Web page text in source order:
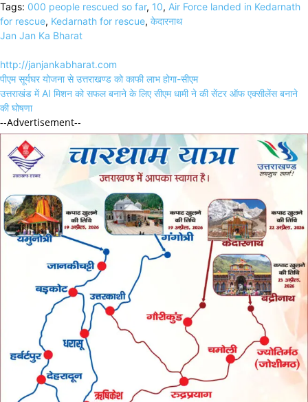
Link
Share
Tags: 000 people rescued so far, 10, Air Force landed in Kedarnath
for rescue, Kedarnath for rescue, केदारनाथ
Jan Jan Ka Bharat
http://janjankabharat.com
Post
navigation
पीएम सूर्यघर योजना से उत्तराखण्ड को काफी लाभ होगा-सीएम
उत्तराखंड में AI मिशन को सफल बनाने के लिए सीएम धामी ने की सेंटर ऑफ एक्सीलेंस बनाने
की घोषणा
--Advertisement--